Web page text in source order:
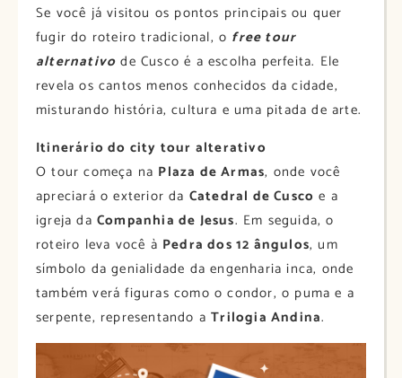
Se você já visitou os pontos principais ou quer
fugir do roteiro tradicional, o free tour
alternativo de Cusco é a escolha perfeita. Ele
revela os cantos menos conhecidos da cidade,
misturando história, cultura e uma pitada de arte.
Itinerário do city tour alterativo
O tour começa na Plaza de Armas, onde você
apreciará o exterior da Catedral de Cusco e a
igreja da Companhia de Jesus. Em seguida, o
roteiro leva você à Pedra dos 12 ângulos, um
símbolo da genialidade da engenharia inca, onde
também verá figuras como o condor, o puma e a
serpente, representando aTrilogia Andina.